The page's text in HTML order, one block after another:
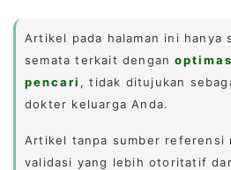
Artikel pada halaman ini hanya
semata terkait dengan
pencari , tidak ditujukan
dokter keluarga Anda.
Artikel tanpa sumber referensi
validasi yang lebih otoritatif